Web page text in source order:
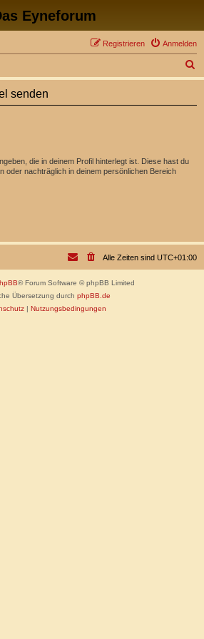
Eyneforum
Anmelden
Registrieren
u
senden
die in deinem Profil hinterlegt ist. Diese hast du
oder nachträglich in deinem persönlichen Bereich
Alle Zeiten sind UTC+01:00
® Forum Software © phpBB Limited
Übersetzung durch phpBB.de
| Nutzungsbedingungen